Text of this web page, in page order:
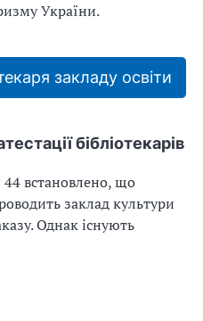
України.
закладу освіти
бібліотекарів
встановлено, що
заклад культури
Однак існують